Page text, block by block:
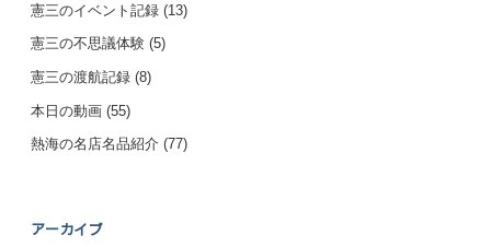
憲三のイベント記録 (13)
憲三の不思議体験 (5)
憲三の渡航記録 (8)
本日の動画 (55)
熱海の名店名品紹介 (77)
アーカイブ